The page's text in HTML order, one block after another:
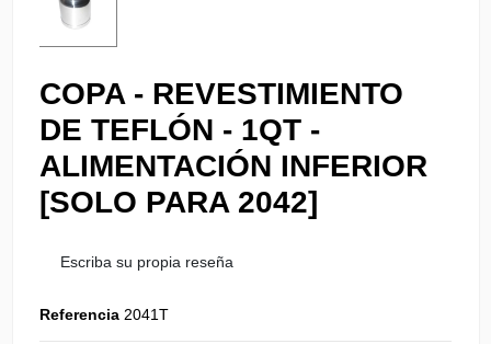
COPA - REVESTIMIENTO
DE TEFLÓN - 1QT -
ALIMENTACIÓN INFERIOR
[SOLO PARA 2042]
Escriba su propia reseña
Referencia 2041T